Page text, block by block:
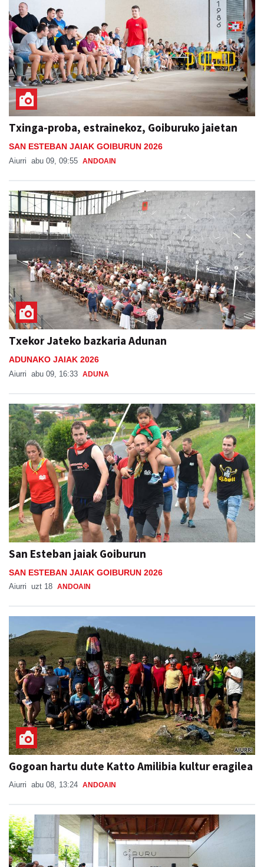
Txinga-proba, estrainekoz, Goiburuko jaietan
SAN ESTEBAN JAIAK GOIBURUN 2026
Aiurri abu 09, 09:55 ANDOAIN
Txekor Jateko bazkaria Adunan
ADUNAKO JAIAK 2026
Aiurri abu 09, 16:33 ADUNA
San Esteban jaiak Goiburun
SAN ESTEBAN JAIAK GOIBURUN 2026
Aiurri uzt 18 ANDOAIN
Gogoan hartu dute Katto Amilibia kultur eragilea
Aiurri abu 08, 13:24 ANDOAIN